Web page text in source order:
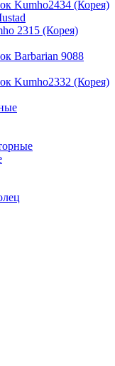
Kumho2434 (Корея)
2315 (Корея)
Barbarian 9088
Kumho2332 (Корея)